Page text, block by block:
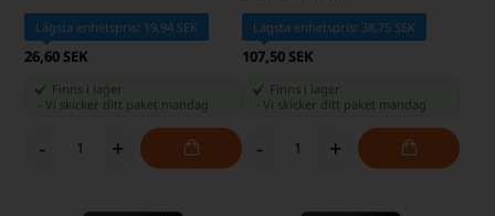
Lägsta enhetspris: 19,94 SEK
26,60 SEK
Finns i lager
-Vi skicker ditt paket mandag
- +
Lägsta enhetspris: 38,75 SEK
107,50 SEK
Finns i lager
Vi skicker ditt paket mandag
- +